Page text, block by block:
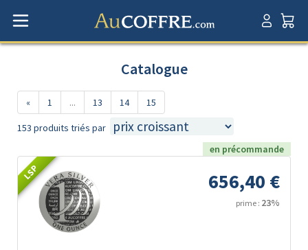
Catalogue
« 1 ... 13 14 15
153 produits triés par
en précommande
LSP 656,40 €
prime : 23%